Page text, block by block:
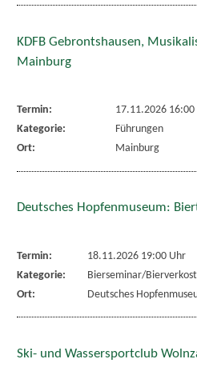
KDFB Gebrontshausen,
Mainburg
Termin:
17.11.2026 16:00
Kategorie:
Führungen
Ort:
Mainburg
Deutsches Hopfenmuseum:
Termin:
18.11.2026 19:00 Uhr
Kategorie:
Bierseminar/
Ort:
Deutsches
Ski- und Wassersportclub